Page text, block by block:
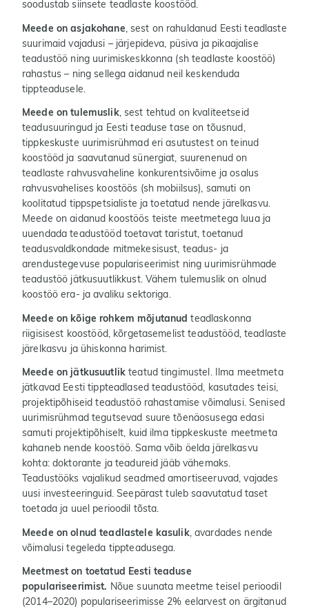
soodustab siinsete teadlaste koostööd.
Meede on asjakohane, sest on rahuldanud Eesti teadlaste
suurimaid vajadusi – järjepideva, püsiva ja pikaajalise
teadustöö ning uurimiskeskkonna (sh teadlaste koostöö)
rahastus – ning sellega aidanud neil keskenduda
tippteadusele.
Meede on tulemuslik, sest tehtud on kvaliteetseid
teadusuuringud ja Eesti teaduse tase on tõusnud,
tippkeskuste uurimisrühmad eri asutustest on teinud
koostööd ja saavutanud sünergiat, suurenenud on
teadlaste rahvusvaheline konkurentsivõime ja osalus
rahvusvahelises koostöös (sh mobiilsus), samuti on
koolitatud tippspetsialiste ja toetatud nende järelkasvu.
Meede on aidanud koostöös teiste meetmetega luua ja
uuendada teadustööd toetavat taristut, toetanud
teadusvaldkondade mitmekesisust, teadus- ja
arendustegevuse populariseerimist ning uurimisrühmade
teadustöö jätkusuutlikkust. Vähem tulemuslik on olnud
koostöö era- ja avaliku sektoriga.
Meede on kõige rohkem mõjutanud teadlaskonna
riigisisest koostööd, kõrgetasemelist teadustööd, teadlaste
järelkasvu ja ühiskonna harimist.
Meede on jätkusuutlikteatud tingimustel. Ilma meetmeta
jätkavad Eesti tippteadlased teadustööd, kasutades teisi,
projektipõhiseid teadustöö rahastamise võimalusi. Senised
uurimisrühmad tegutsevad suure tõenäosusega edasi
samuti projektipõhiselt, kuid ilma tippkeskuste meetmeta
kahaneb nende koostöö. Sama võib öelda järelkasvu
kohta: doktorante ja teadureid jääb vähemaks.
Teadustööks vajalikud seadmed amortiseeruvad, vajades
uusi investeeringuid. Seepärast tuleb saavutatud taset
toetada ja uuel perioodil tõsta.
Meede on olnud teadlastele kasulik, avardades nende
võimalusi tegeleda tippteadusega.
Meetmest on toetatud Eesti teaduse
populariseerimist. Nõue suunata meetme teisel perioodil
(2014–2020) populariseerimisse 2% eelarvest on ärgitanud